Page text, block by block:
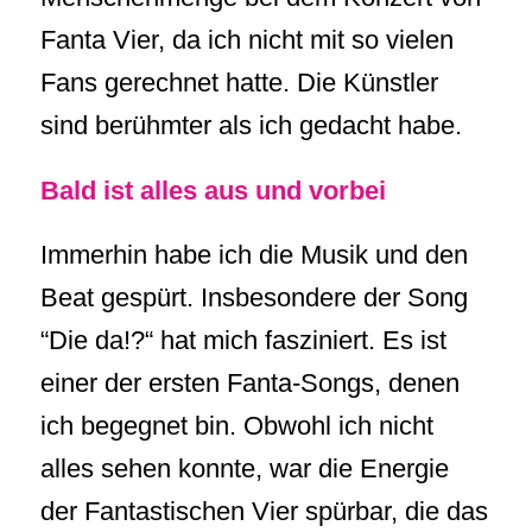
Fanta Vier, da ich nicht mit so vielen
Fans gerechnet hatte. Die Künstler
sind berühmter als ich gedacht habe.
Bald ist alles aus und vorbei
Immerhin habe ich die Musik und den
Beat gespürt. Insbesondere der Song
“Die da!?“ hat mich fasziniert. Es ist
einer der ersten Fanta-Songs, denen
ich begegnet bin. Obwohl ich nicht
alles sehen konnte, war die Energie
der Fantastischen Vier spürbar, die das